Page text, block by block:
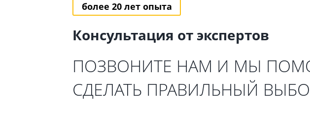
более 20 лет опыта
Консультация от экспертов
ПОЗВОНИТЕ НАМ И МЫ
СДЕЛАТЬ ПРАВИЛЬНЫЙ